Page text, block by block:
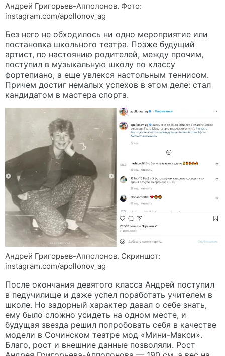
Андрей Григорьев-Апполонов. Фото:
instagram.com/apollonov_ag
Без него не обходилось ни одно мероприятие или
постановка школьного театра. Позже будущий
артист, по настоянию родителей, между прочим,
поступил в музыкальную школу по классу
фортепиано, а еще увлекся настольным теннисом.
Причем достиг немалых успехов в этом деле: стал
кандидатом в мастера спорта.
Андрей Григорьев-Апполонов. Скриншот:
instagram.com/apollonov_ag
После окончания девятого класса Андрей поступил
в педучилище и даже успел поработать учителем в
школе. Но задорный характер давал о себе знать,
ему было сложно усидеть на одном месте, и
будущая звезда решил попробовать себя в качестве
модели в Сочинском театре мод «Мини-Макси».
Благо, рост и внешние данные позволяли. Рост